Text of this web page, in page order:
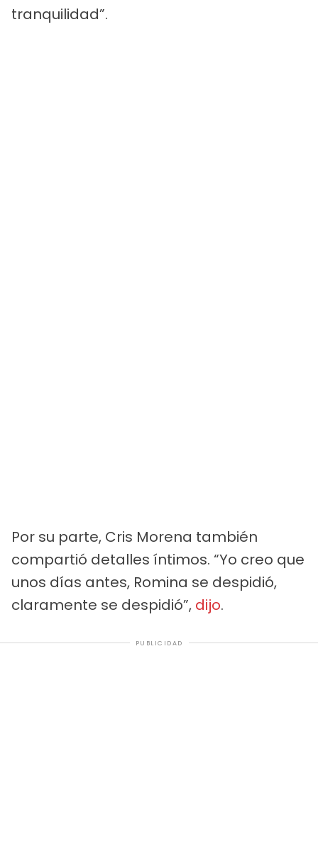
tranquilidad”.
Por su parte, Cris Morena también
compartió detalles íntimos. “Yo creo que
unos días antes, Romina se despidió,
claramente se despidió”, dijo.
PUBLICIDAD